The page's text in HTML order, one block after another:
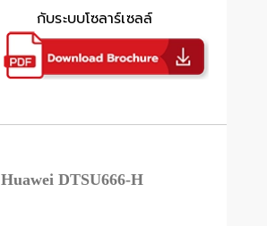
กับระบบโซลาร์เซลล์
Huawei DTSU666-H